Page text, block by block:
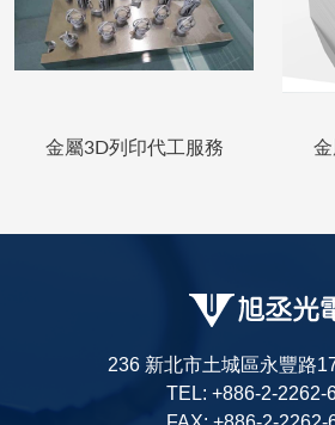
金屬3D列印代工服務
236 新北市土城區永豐路
TEL: +886-2-2262-